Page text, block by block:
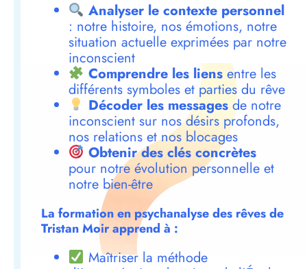
Analyser le contexte personnel
: notre histoire, nos émotions, notre
situation actuelle exprimées par notre
inconscient
Comprendre les liensentre les
différents symboles et parties du rêve
Décoder les messagesde notre
inconscient sur nos désirs profonds,
nos relations et nos blocages
Obtenir des clés concrètes
pour notre évolution personnelle et
notre bien-être
La formation en psychanalyse des rêves de
Tristan Moir apprend à :
Maîtriser la méthode